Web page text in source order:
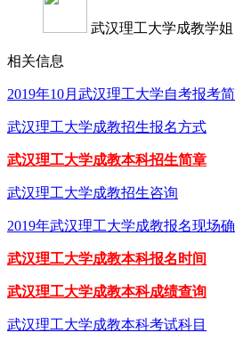
武汉理工大学成教学姐
相关信息
2019年10月武汉理工大学自考报考
武汉理工大学成教招生报名方式
武汉理工大学成教本科招生简章
武汉理工大学成教招生咨询
2019年武汉理工大学成教报名现场
武汉理工大学成教本科报名时间
武汉理工大学成教本科成绩查询
武汉理工大学成教本科考试科目